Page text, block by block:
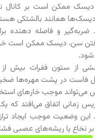
دیسک ممکن است بر کانال
همانند بالشتکی
ضربه‌گیر و فاصله دهنده
سن، دیسک ممکن است
شود.
از ستون فقرات بیش
فاست در پشت مهره‌ها
می‌تواند موجب خارهای
زمانی اتفاق می‌افتد که
این وضعیت موجب ایجاد
نخاع یا ریشه‌های عصبی